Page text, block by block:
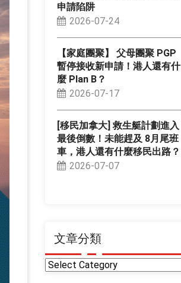
申請陷阱
2026-07-24
【家庭團聚】 父母團聚 PGP
暫停接收新申請！港人還有什
麼 Plan B？
2026-07-17
[移民加拿大] 救生艇計劃進入
最後倒數！未能趕及 8月尾班
車，港人還有什麼移民出路？
2026-07-07
文章分類
文